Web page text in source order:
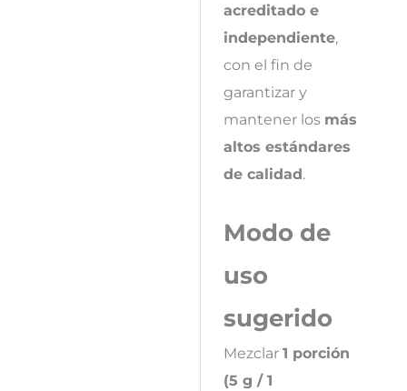
acreditado e
independiente,
con el fin de
garantizar y
mantener los más
altos estándares
de calidad.
Modo de
uso
sugerido
Mezclar 1 porción
(5 g / 1